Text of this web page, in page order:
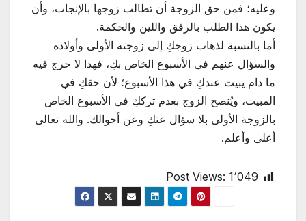
وعليه؛ فمن حق الزوجة أن تطالب زوجها بالإنجاب، وأن
يكون هذا الطلب بالرفق واللين والحكمة.
أما بالنسبة لذهاب زوجكِ إلى زوجته الأولى وأولاده
والسؤال عنهم في الأسبوع الخاص بكِ، فهذا لا حرج فيه
ما دام يبيت عندكِ في هذا الأسبوع؛ لأن حقكِ في
المبيت، ويُنصح الزوج بعدم ترككِ في الأسبوع الخاص
بالزوجة الأولى بلا سؤال عنكِ وعن أحوالك. والله تعالى
أعلى وأعلم.
Post Views: 1٬049